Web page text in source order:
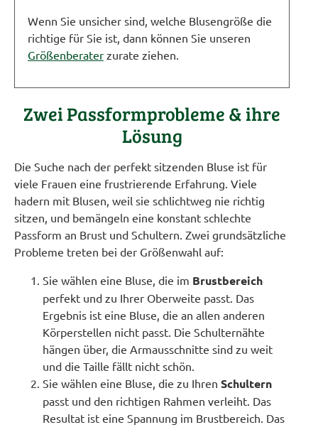
Wenn Sie unsicher sind, welche Blusengröße die
richtige für Sie ist, dann können Sie unseren
Größenberater zurate ziehen.
Zwei Passformprobleme & ihre
Lösung
Die Suche nach der perfekt sitzenden Bluse ist für
viele Frauen eine frustrierende Erfahrung. Viele
hadern mit Blusen, weil sie schlichtweg nie richtig
sitzen, und bemängeln eine konstant schlechte
Passform an Brust und Schultern. Zwei grundsätzliche
Probleme treten bei der Größenwahl auf:
Sie wählen eine Bluse, die im Brustbereich
perfekt und zu Ihrer Oberweite passt. Das
Ergebnis ist eine Bluse, die an allen anderen
Körperstellen nicht passt. Die Schulternähte
hängen über, die Armausschnitte sind zu weit
und die Taille fällt nicht schön.
Sie wählen eine Bluse, die zu Ihren Schultern
passt und den richtigen Rahmen verleiht. Das
Resultat ist eine Spannung im Brustbereich. Das